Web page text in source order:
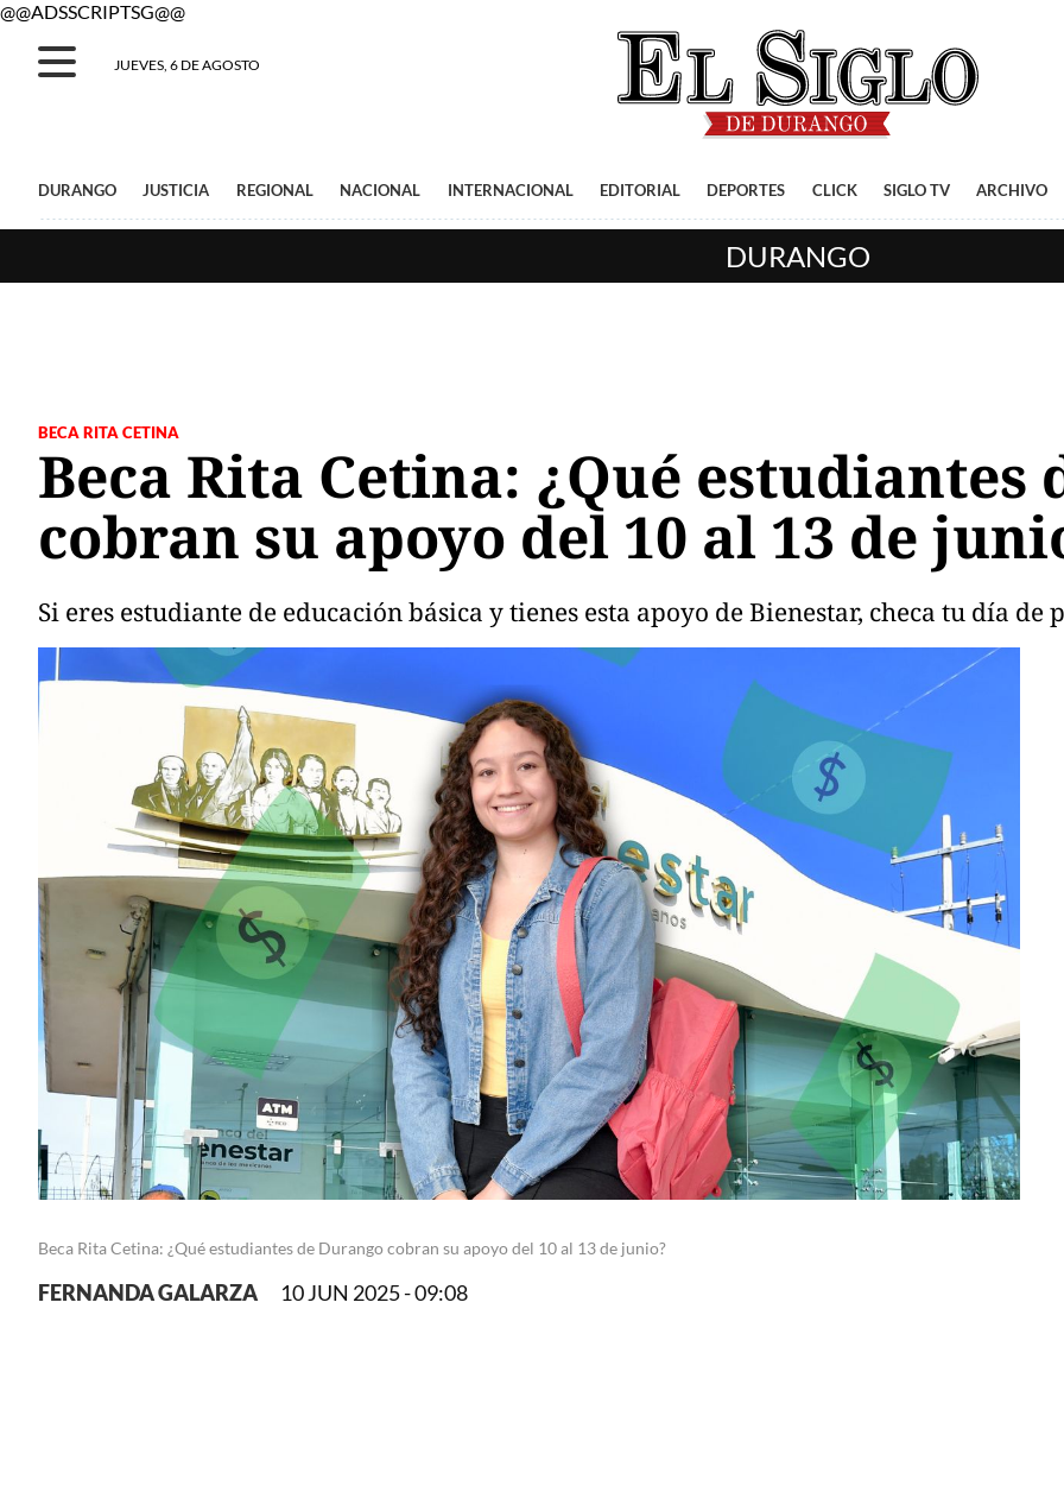
@@ADSSCRIPTSG@@
JUEVES, 6 DE AGOSTO
DURANGO JUSTICIA REGIONAL NACIONAL INTERNACIONAL EDITORIAL DEPORTES CLICK SIGLO TV ARCHIVO
DURANGO
BECA RITA CETINA
Beca Rita Cetina: ¿Qué estudiantes
cobran su apoyo del 10 al 13 de
Si eres estudiante de educación básica y tienes esta apoyo de Bienestar, checa tu día de
Beca Rita Cetina: ¿Qué estudiantes de Durango cobran su apoyo del 10 al 13 de junio?
FERNANDA GALARZA 10 JUN 2025 - 09:08